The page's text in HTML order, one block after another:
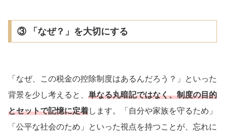
③ 「なぜ？」を大切にする
「なぜ、この税金の控除制度はあるんだろう？」といった
背景を少し考えると、 単なる丸暗記ではなく、制度の目的
とセットで記憶に定着します。「自分や家族を守るため」
「公平な社会のため」といった視点を持つことが、忘れに